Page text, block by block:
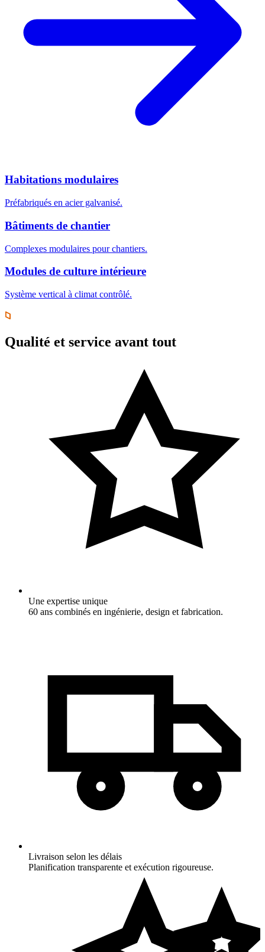
Habitations modulaires
Préfabriqués en acier galvanisé.
Bâtiments de chantier
Complexes modulaires pour chantiers.
Modules de culture intérieure
Système vertical à climat contrôlé.
Qualité et service avant tout
Une expertise unique
60 ans combinés en ingénierie, design et fabrication.
Livraison selon les délais
Planification transparente et exécution rigoureuse.